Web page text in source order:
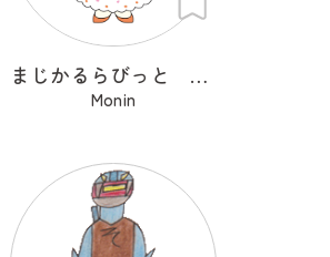
まじかるらびっと ミカ
Monin